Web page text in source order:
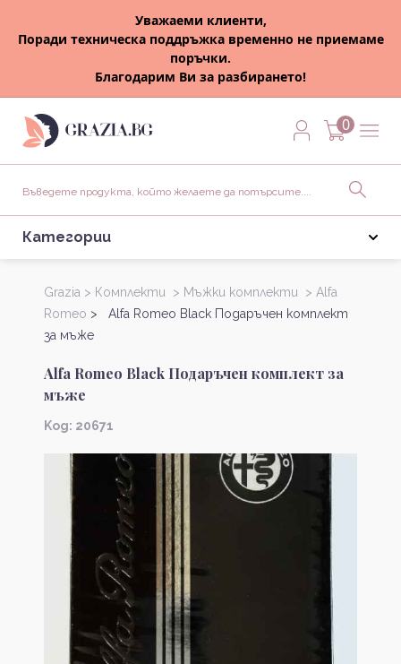
Уважаеми клиенти,
Поради техническа поддръжка временно не приемаме
поръчки.
Благодарим Ви за разбирането!
0
Категории
Grazia > Комплекти > Мъжки комплекти > Alfa
Romeo > Alfa Romeo Black Подаръчен комплект
за мъже
Alfa Romeo Black Подаръчен комплект за
мъже
Kод: 20671